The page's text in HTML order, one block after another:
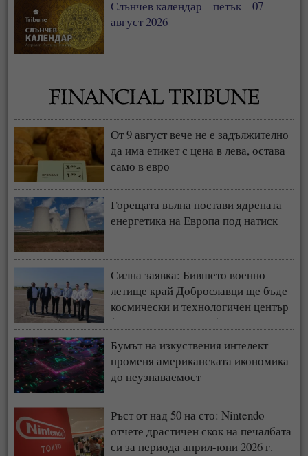
Слънчев календар – петък – 07
август 2026
От 9 август вече не е задължително
да има етикет с цена в лева, остава
само в евро
Горещата вълна постави ядрената
енергетика на Европа под натиск
Силна заявка: Бившето военно
летище край Доброславци ще бъде
космически и технологичен център
(СНИМКИ + ВИДЕО)
Бумът на изкуствения интелект
променя американската икономика
до неузнаваемост
Ръст от над 50 на сто: Nintendo
отчете драстичен скок на печалбата
си за периода април-юни 2026 г.